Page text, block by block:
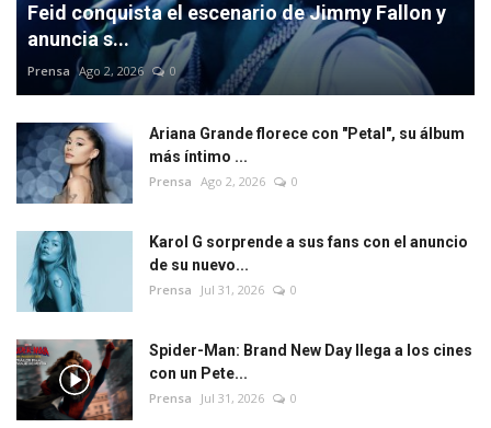
Feid conquista el escenario de Jimmy Fallon y
anuncia s...
Prensa Ago 2, 2026 0
Ariana Grande florece con "Petal", su álbum
más íntimo ...
Prensa Ago 2, 2026 0
Karol G sorprende a sus fans con el anuncio
de su nuevo...
Prensa Jul 31, 2026 0
Spider-Man: Brand New Day llega a los cines
con un Pete...
Prensa Jul 31, 2026 0